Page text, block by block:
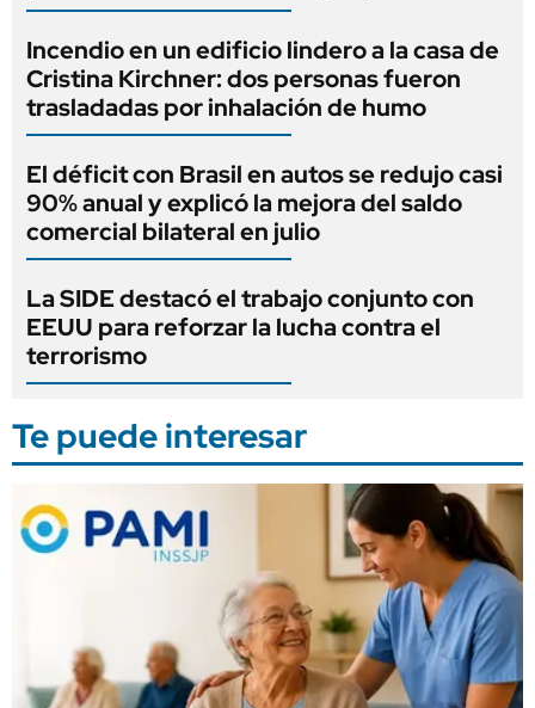
Incendio en un edificio lindero a la casa de
Cristina Kirchner: dos personas fueron
trasladadas por inhalación de humo
El déficit con Brasil en autos se redujo casi
90% anual y explicó la mejora del saldo
comercial bilateral en julio
La SIDE destacó el trabajo conjunto con
EEUU para reforzar la lucha contra el
terrorismo
Te puede interesar